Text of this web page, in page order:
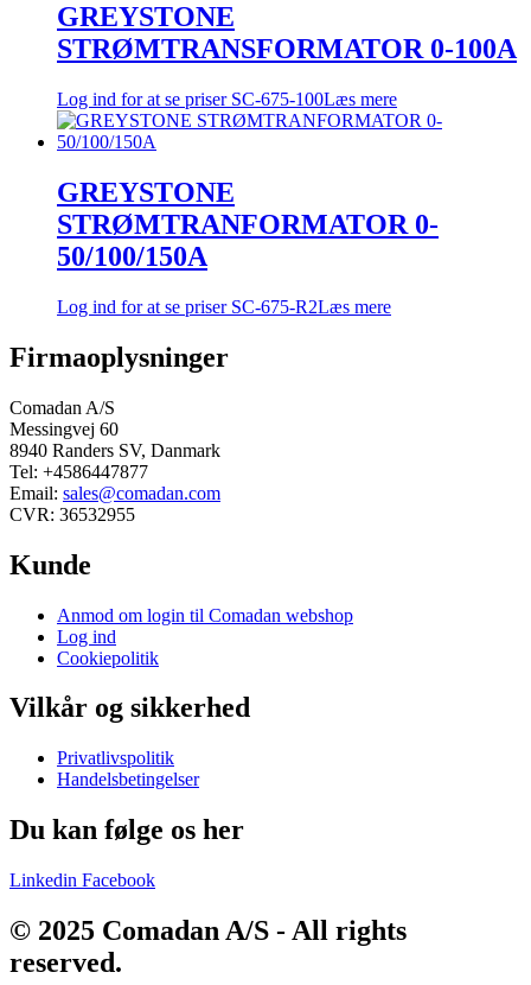
GREYSTONE
STRØMTRANSFORMATOR 0-100A
Log ind for at se priserSC-675-100Læs mere
GREYSTONE
STRØMTRANFORMATOR 0-
50/100/150A
Log ind for at se priserSC-675-R2Læs mere
Firmaoplysninger
Comadan A/S
Messingvej 60
8940 Randers SV, Danmark
Tel: +4586447877
Email: sales@comadan.com
CVR: 36532955
Kunde
Main
Menu
Anmod om login til Comadan webshop
Log ind
Cookiepolitik
Vilkår og sikkerhed
Main
Menu
Privatlivspolitik
Handelsbetingelser
Du kan følge os her
Linkedin Facebook
© 2025 Comadan A/S - All rights
reserved.